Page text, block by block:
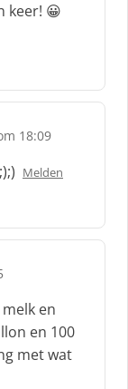
keer! 😀
18:09
Melden
en
en 100
met wat